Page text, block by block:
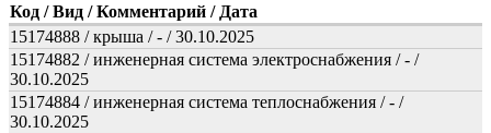
Код / Вид / Комментарий / Дата
15174888 / крыша / - / 30.10.2025
15174882 / инженерная система электроснабжения / - /
30.10.2025
15174884 / инженерная система теплоснабжения / - /
30.10.2025